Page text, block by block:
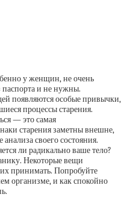
у женщин, не очень
паспорта и не нужны.
появляются особые привычки,
процессы старения.
— это самая
старения заметны внешне,
своего состояния.
ли радикально ваше тело?
Некоторые вещи
принимать. Попробуйте
организме, и как спокойно